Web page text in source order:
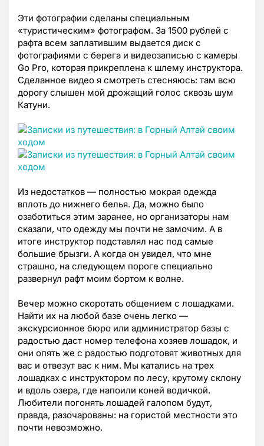
Эти фотографии сделаны специальным
«туристическим» фотографом. За 1500 рублей с
рафта всем заплатившим выдается диск с
фотографиями с берега и видеозаписью с камеры
Go Pro, которая прикреплена к шлему инструктора.
Сделанное видео я смотреть стесняюсь: там всю
дорогу слышен мой дрожащий голос сквозь шум
Катуни.
Из недостатков — полностью мокрая одежда
вплоть до нижнего белья. Да, можно было
озаботиться этим заранее, но организаторы нам
сказали, что одежду мы почти не замочим. А в
итоге инструктор подставлял нас под самые
большие брызги. А когда он увидел, что мне
страшно, на следующем пороге специально
развернул рафт моим бортом к волне.
Вечер можно скоротать общением с лошадками.
Найти их на любой базе очень легко —
экскурсионное бюро или администратор базы с
радостью даст номер телефона хозяев лошадок, и
они опять же с радостью подготовят животных для
вас и отвезут вас к ним. Мы катались на трех
лошадках с инструктором по лесу, крутому склону
и вдоль озера, где напоили коней водичкой.
Любители погонять лошадей галопом будут,
правда, разочарованы: на гористой местности это
почти невозможно.